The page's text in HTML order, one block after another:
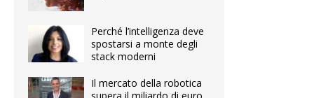
Perché l’intelligenza deve
spostarsi a monte degli
stack moderni
Il mercato della robotica